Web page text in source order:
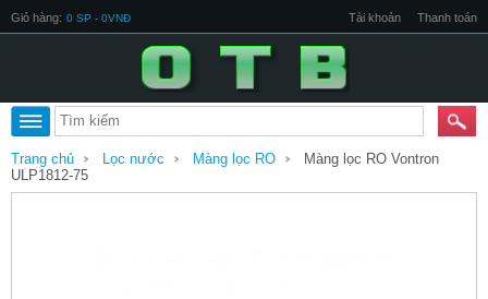
Giỏ hàng: 0 SP - 0VNĐ Tài khoản Thanh toán
Trang chủ Lọc nước Màng lọc RO
Màng lọc RO Vontron
ULP1812-75